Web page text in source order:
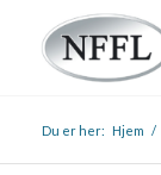
Du er her: Hjem /